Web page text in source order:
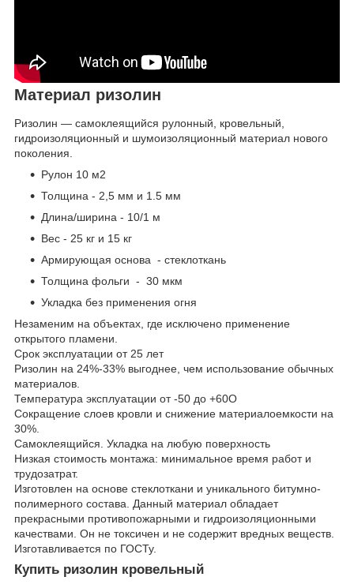
Материал ризолин
Ризолин — самоклеящийся рулонный, кровельный,
гидроизоляционный и шумоизоляционный материал нового
поколения.
Рулон 10 м2
Толщина - 2,5 мм и 1.5 мм
Длина/ширина - 10/1 м
Вес - 25 кг и 15 кг
Армирующая основа - стеклоткань
Толщина фольги - 30 мкм
Укладка без применения огня
Незаменим на объектах, где исключено применение
открытого пламени.
Срок эксплуатации от 25 лет
Ризолин на 24%-33% выгоднее, чем использование обычных
материалов.
Температура эксплуатации от -50 до +60О
Сокращение слоев кровли и снижение материалоемкости на
30%.
Самоклеящийся. Укладка на любую поверхность
Низкая стоимость монтажа: минимальное время работ и
трудозатрат.
Изготовлен на основе стеклоткани и уникального битумно-
полимерного состава. Данный материал обладает
прекрасными противопожарными и гидроизоляционными
качествами. Он не токсичен и не содержит вредных веществ.
Изготавливается по ГОСТу.
Купить ризолин кровельный